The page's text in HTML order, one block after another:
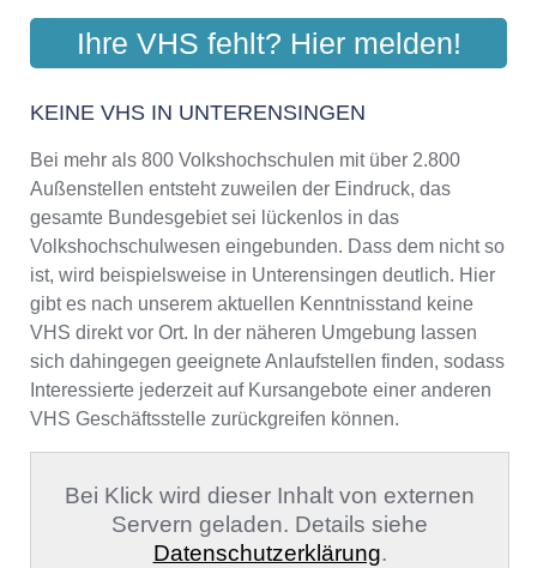
Ihre VHS fehlt? Hier melden!
KEINE VHS IN UNTERENSINGEN
Bei mehr als 800 Volkshochschulen mit über 2.800
Außenstellen entsteht zuweilen der Eindruck, das
gesamte Bundesgebiet sei lückenlos in das
Volkshochschulwesen eingebunden. Dass dem nicht so
ist, wird beispielsweise in Unterensingen deutlich. Hier
gibt es nach unserem aktuellen Kenntnisstand keine
VHS direkt vor Ort. In der näheren Umgebung lassen
sich dahingegen geeignete Anlaufstellen finden, sodass
Interessierte jederzeit auf Kursangebote einer anderen
VHS Geschäftsstelle zurückgreifen können.
Bei Klick wird dieser Inhalt von externen
Servern geladen. Details siehe
Datenschutzerklärung.